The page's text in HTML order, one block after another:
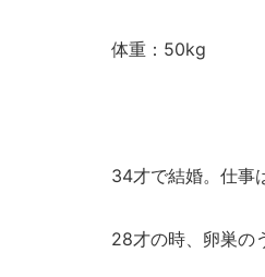
体重：50kg
34才で結婚。仕事
28才の時、卵巣の